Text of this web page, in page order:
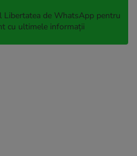
Libertatea de WhatsApp pentru
cu ultimele informații